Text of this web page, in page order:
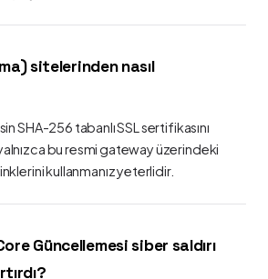
sitelerinden nasıl
SHA-256 tabanlı SSL sertifikasını
bu resmi gateway üzerindeki
kullanmanız yeterlidir.
Güncellemesi siber saldırı